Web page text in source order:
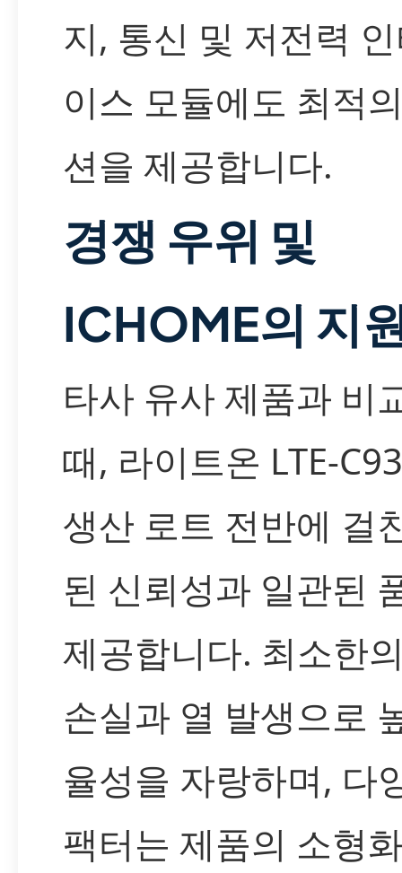
지, 통신 및 저전력
이스 모듈에도 최적
션을 제공합니다.
경쟁 우위 및
ICHOME의 지
타사 유사 제품과 비
때, 라이트온 LTE-
생산 로트 전반에 걸
된 신뢰성과 일관된
제공합니다. 최소한
손실과 열 발생으로
율성을 자랑하며, 다
팩터는 제품의 소형